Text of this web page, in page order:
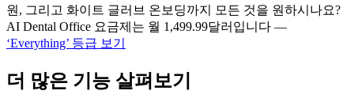
원, 그리고 화이트 글러브 온보딩까지 모든 것을 원하시나요?
AI Dental Office 요금제는 월 1,499.99달러입니다 —
‘Everything’ 등급 보기
더 많은 기능 살펴보기